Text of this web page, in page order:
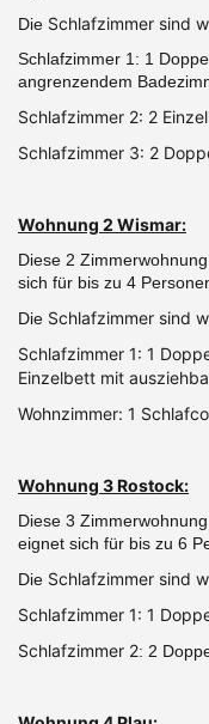
Die Schlafzimmer sind
Schlafzimmer 1: 1
angrenzendem
Schlafzimmer 2: 2
Schlafzimmer 3: 2
Wohnung 2 Wismar:
Diese 2
sich für bis zu 4
Die Schlafzimmer sind
Schlafzimmer 1: 1
Einzelbett mit
Wohnzimmer: 1
Wohnung 3 Rostock:
Diese 3
eignet sich für bis zu 6
Die Schlafzimmer sind
Schlafzimmer 1: 1
Schlafzimmer 2: 2